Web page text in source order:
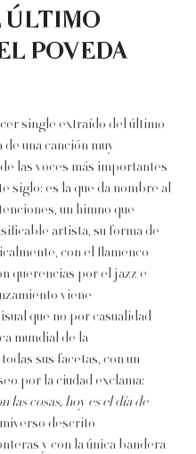
ÚLTIMO
POVEDA
single extraído del último
una canción muy
las voces más importantes
siglo: es la que da nombre al
un himno que
artista, su forma de
con el flamenco
querencias por el jazz e
viene
que no por casualidad
mundial de la
sus facetas, con un
por la ciudad exclama:
las cosas, hoy es el día de
descrito
y con la única bandera